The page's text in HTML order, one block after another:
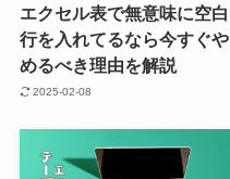
エクセル表で無意味に空白
行を入れてるなら今すぐや
めるべき理由を解説
2025-02-08